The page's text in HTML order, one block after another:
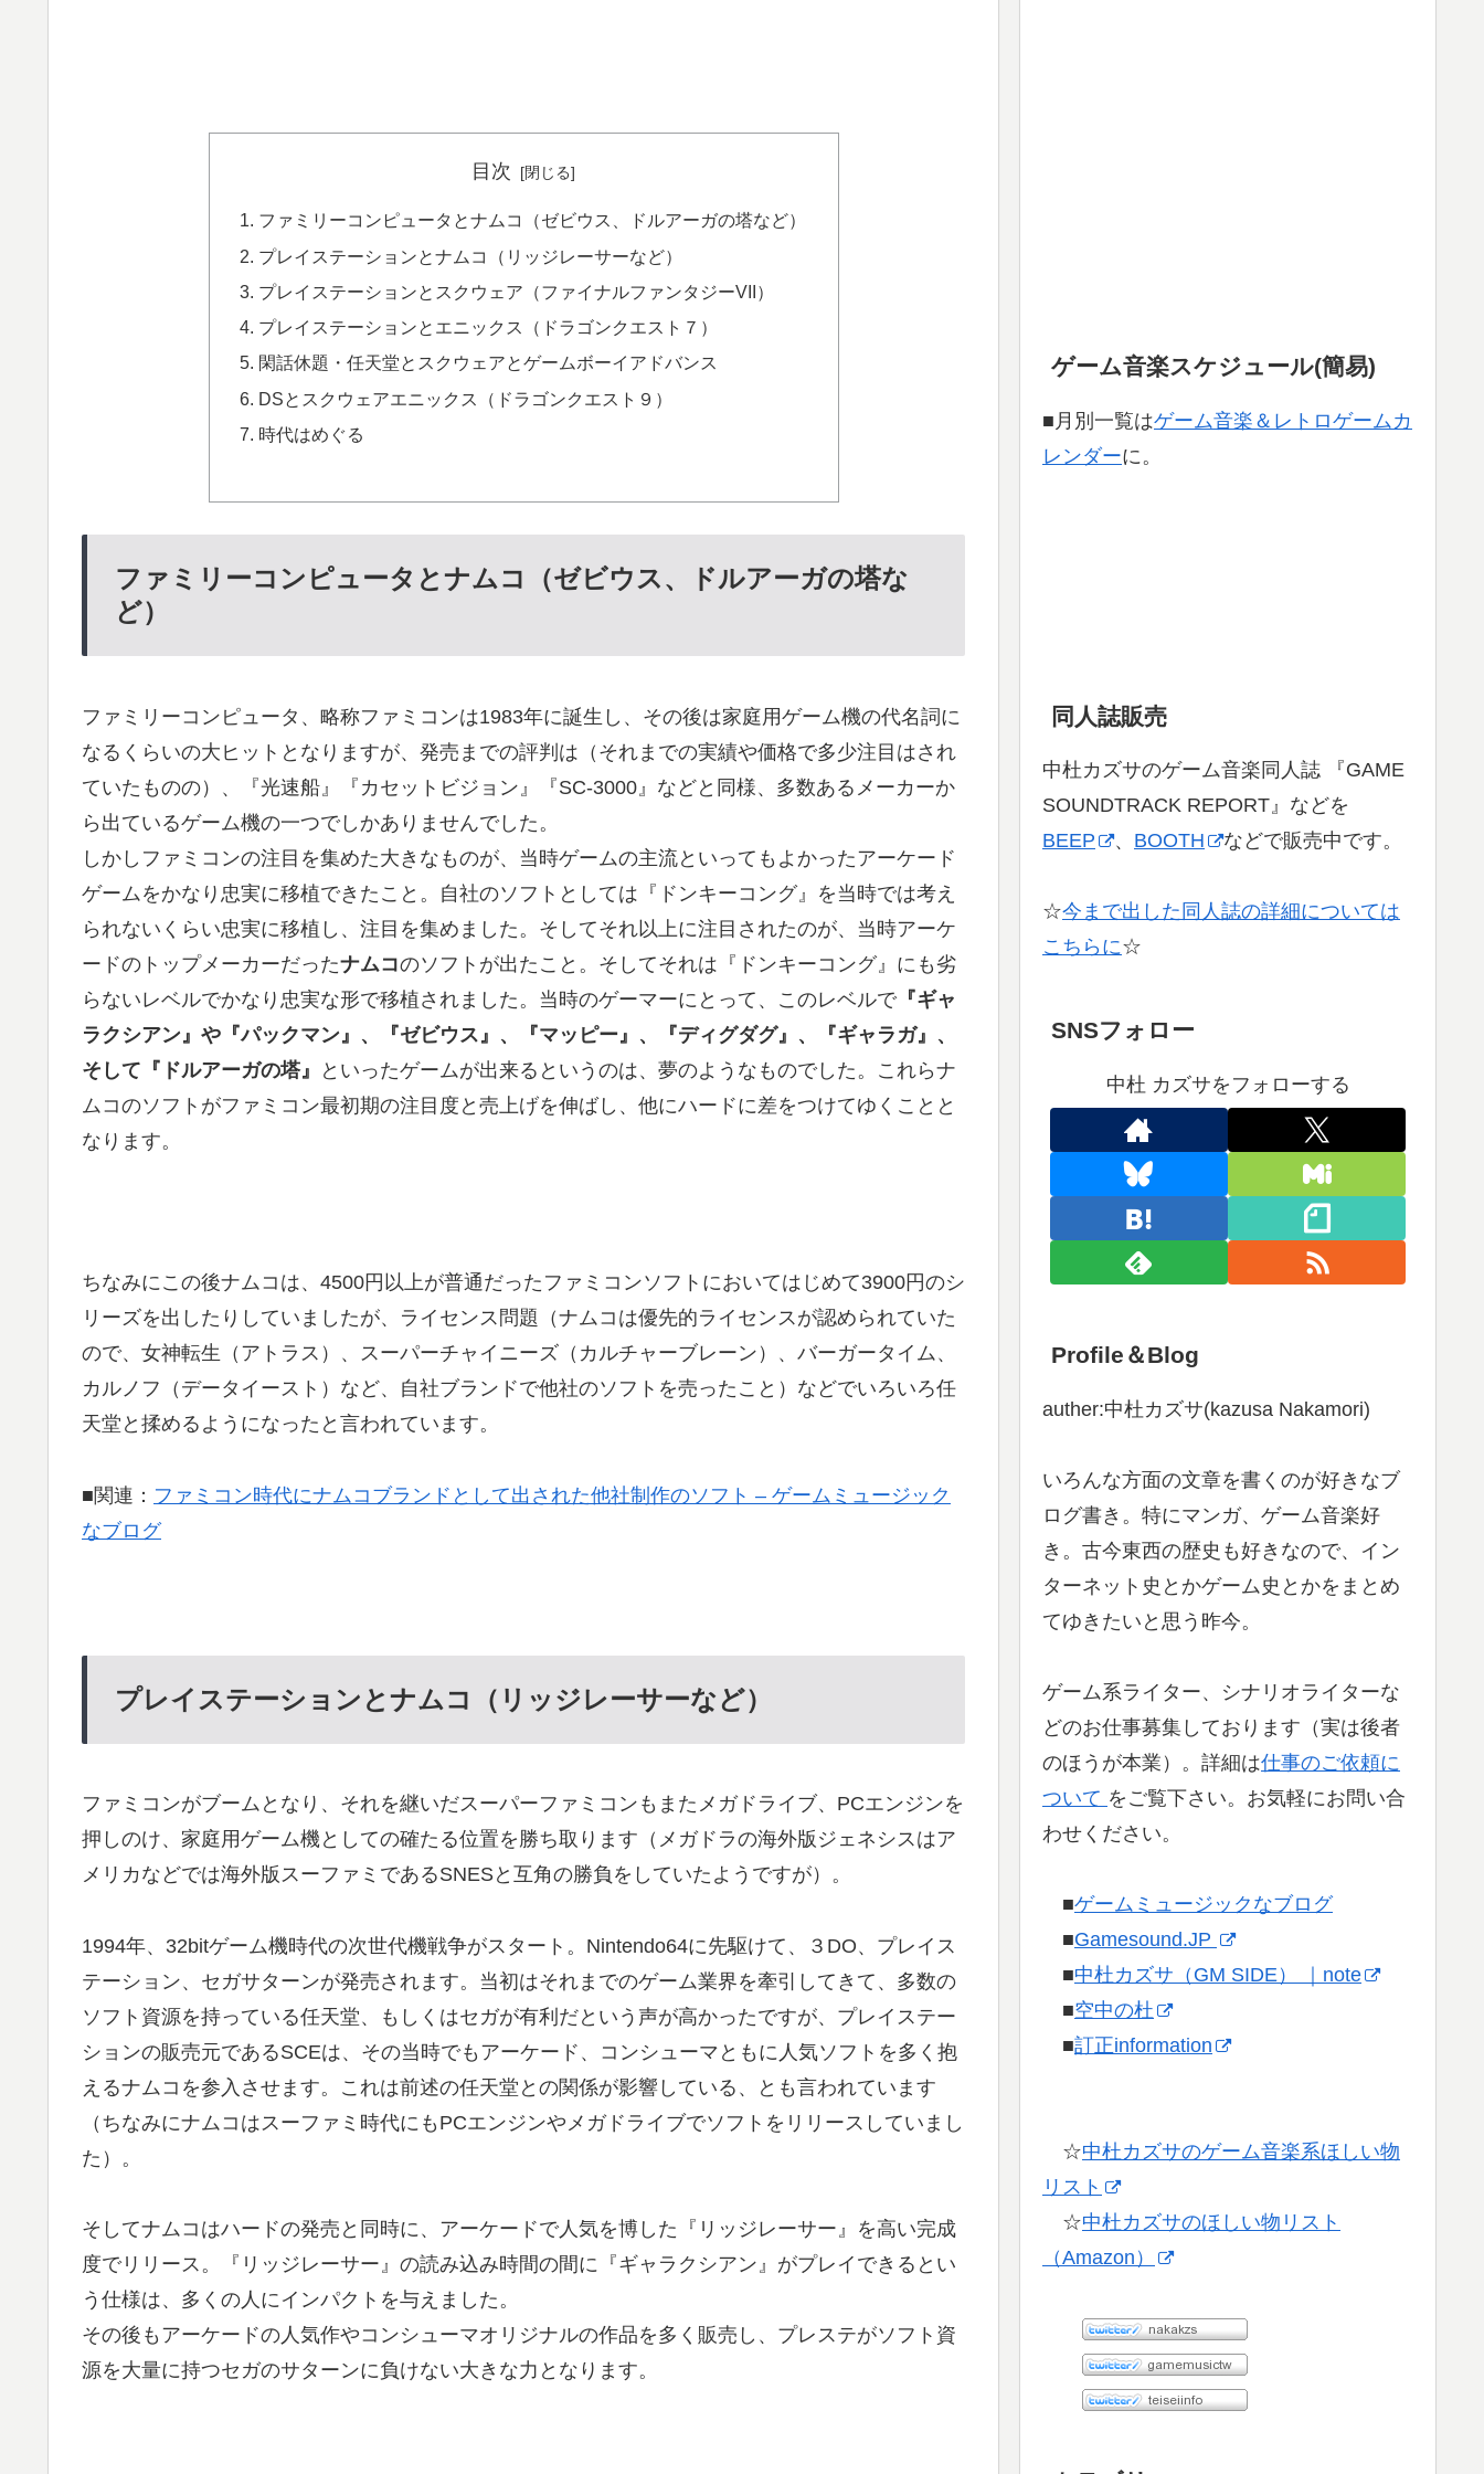
目次
ファミリーコンピュータとナムコ（ゼビウス、ドルアーガの塔など）
プレイステーションとナムコ（リッジレーサーなど）
プレイステーションとスクウェア（ファイナルファンタジーVII）
プレイステーションとエニックス（ドラゴンクエスト７）
閑話休題・任天堂とスクウェアとゲームボーイアドバンス
DSとスクウェアエニックス（ドラゴンクエスト９）
時代はめぐる
ファミリーコンピュータとナムコ（ゼビウス、ドルアーガの塔な
ど）
ファミリーコンピュータ、略称ファミコンは1983年に誕生し、その後は家庭用ゲーム機の代名詞に
なるくらいの大ヒットとなりますが、発売までの評判は（それまでの実績や価格で多少注目はされ
ていたものの）、『光速船』『カセットビジョン』『SC-3000』などと同様、多数あるメーカーか
ら出ているゲーム機の一つでしかありませんでした。
しかしファミコンの注目を集めた大きなものが、当時ゲームの主流といってもよかったアーケード
ゲームをかなり忠実に移植できたこと。自社のソフトとしては『ドンキーコング』を当時では考え
られないくらい忠実に移植し、注目を集めました。そしてそれ以上に注目されたのが、当時アーケ
ードのトップメーカーだったナムコのソフトが出たこと。そしてそれは『ドンキーコング』にも劣
らないレベルでかなり忠実な形で移植されました。当時のゲーマーにとって、このレベルで『ギャ
ラクシアン』や『パックマン』、『ゼビウス』、『マッピー』、『ディグダグ』、『ギャラガ』、
そして『ドルアーガの塔』
といったゲームが出来るというのは、夢のようなものでした。これらナ
ムコのソフトがファミコン最初期の注目度と売上げを伸ばし、他にハードに差をつけてゆくことと
なります。
ちなみにこの後ナムコは、4500円以上が普通だったファミコンソフトにおいてはじめて3900円のシ
リーズを出したりしていましたが、ライセンス問題（ナムコは優先的ライセンスが認められていた
ので、女神転生（アトラス）、スーパーチャイニーズ（カルチャーブレーン）、バーガータイム、
カルノフ（データイースト）など、自社ブランドで他社のソフトを売ったこと）などでいろいろ任
天堂と揉めるようになったと言われています。
■関連： ファミコン時代にナムコブランドとして出された他社制作のソフト – ゲームミュージック
なブログ
プレイステーションとナムコ（リッジレーサーなど）
ファミコンがブームとなり、それを継いだスーパーファミコンもまたメガドライブ、PCエンジンを
押しのけ、家庭用ゲーム機としての確たる位置を勝ち取ります（メガドラの海外版ジェネシスはア
メリカなどでは海外版スーファミであるSNESと互角の勝負をしていたようですが）。
1994年、32bitゲーム機時代の次世代機戦争がスタート。Nintendo64に先駆けて、３DO、プレイス
テーション、セガサターンが発売されます。当初はそれまでのゲーム業界を牽引してきて、多数の
ソフト資源を持っている任天堂、もしくはセガが有利だという声が高かったですが、プレイステー
ションの販売元であるSCEは、その当時でもアーケード、コンシューマともに人気ソフトを多く抱
えるナムコを参入させます。これは前述の任天堂との関係が影響している、とも言われています
（ちなみにナムコはスーファミ時代にもPCエンジンやメガドライブでソフトをリリースしていまし
た）。
そしてナムコはハードの発売と同時に、アーケードで人気を博した『リッジレーサー』を高い完成
度でリリース。『リッジレーサー』の読み込み時間の間に『ギャラクシアン』がプレイできるとい
う仕様は、多くの人にインパクトを与えました。
その後もアーケードの人気作やコンシューマオリジナルの作品を多く販売し、プレステがソフト資
源を大量に持つセガのサターンに負けない大きな力となります。
ゲーム音楽スケジュール(簡易)
■月別一覧はゲーム音楽＆レトロゲームカ
レンダーに。
同人誌販売
中杜カズサのゲーム音楽同人誌 『GAME
SOUNDTRACK REPORT』などを
BEEP
、 BOOTH などで販売中です。
☆今まで出した同人誌の詳細については
こちらに☆
SNSフォロー
中杜 カズサをフォローする
Profile＆Blog
auther:中杜カズサ(kazusa Nakamori)
いろんな方面の文章を書くのが好きなブ
ログ書き。特にマンガ、ゲーム音楽好
き。古今東西の歴史も好きなので、イン
ターネット史とかゲーム史とかをまとめ
てゆきたいと思う昨今。
ゲーム系ライター、シナリオライターな
どのお仕事募集しております（実は後者
のほうが本業）。詳細は仕事のご依頼に
ついて をご覧下さい。お気軽にお問い合
わせください。
■ゲームミュージックなブログ
■Gamesound.JP
■中杜カズサ（GM SIDE） ｜note
■空中の杜
■訂正information
☆中杜カズサのゲーム音楽系ほしい物
リスト
☆中杜カズサのほしい物リスト
（Amazon）